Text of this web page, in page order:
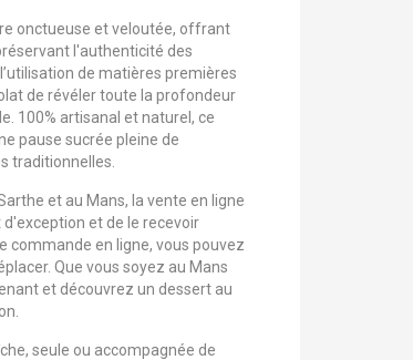
onctueuse et veloutée, offrant
l'authenticité des
de matières premières
de révéler toute la profondeur
100% artisanal et naturel, ce
pause sucrée pleine de
traditionnelles.
et au Mans, la vente en ligne
et de le recevoir
commande en ligne, vous pouvez
Que vous soyez au Mans
et découvrez un dessert au
seule ou accompagnée de